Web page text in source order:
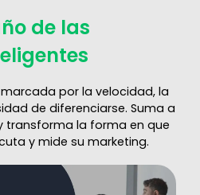
de las
por la velocidad, la
de diferenciarse. Suma a
transforma la forma en que
y mide su marketing.